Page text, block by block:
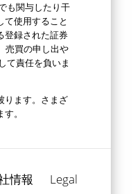
も関与したり干
使用すること
登録された証券
売買の申し出や
て責任を負いま
ります。さまざ
。
情報 Legal